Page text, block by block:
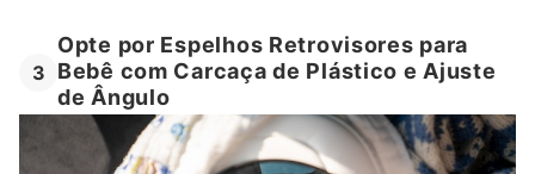
3
Opte por Espelhos Retrovisores para
Bebê com Carcaça de Plástico e Ajuste
de Ângulo